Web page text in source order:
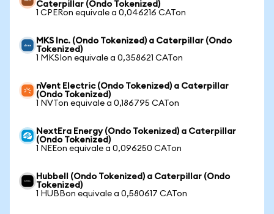
Caterpillar (Ondo Tokenized)
1 CPERon equivale a 0,046216 CATon
MKS Inc. (Ondo Tokenized) a Caterpillar (Ondo
Tokenized)
1 MKSIon equivale a 0,358621 CATon
nVent Electric (Ondo Tokenized) a Caterpillar
(Ondo Tokenized)
1 NVTon equivale a 0,186795 CATon
NextEra Energy (Ondo Tokenized) a Caterpillar
(Ondo Tokenized)
1 NEEon equivale a 0,096250 CATon
Hubbell (Ondo Tokenized) a Caterpillar (Ondo
Tokenized)
1 HUBBon equivale a 0,580617 CATon